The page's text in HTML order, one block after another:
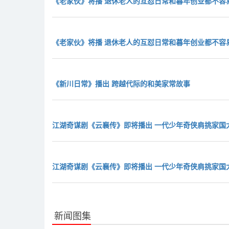
《老家伙》将播 退休老人的互怼日常和暮年创业都不容
《新川日常》播出 跨越代际的和美家常故事
江湖奇谋剧《云襄传》即将播出 一代少年奇侠肩挑家国
江湖奇谋剧《云襄传》即将播出 一代少年奇侠肩挑家国
新闻图集